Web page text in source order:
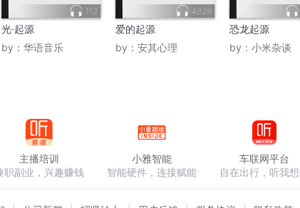
112
光·起源
by： 华语音乐
4829
爱的起源
by： 安其心理
恐龙起源
by： 小米杂谈
主播培训
职副业，兴趣赚钱
小雅智能
智能硬件，连接赋能
车联网平台
自在出行，听我